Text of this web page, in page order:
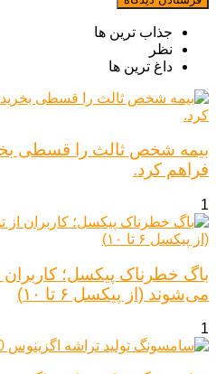
جذاب ترین ها
نظر
داغ ترین ها
بیمه شخص ثالث را قسطی
فراهم کرد.
1
می‌شوند (از پیکسل ۶ تا ۱۰)
1